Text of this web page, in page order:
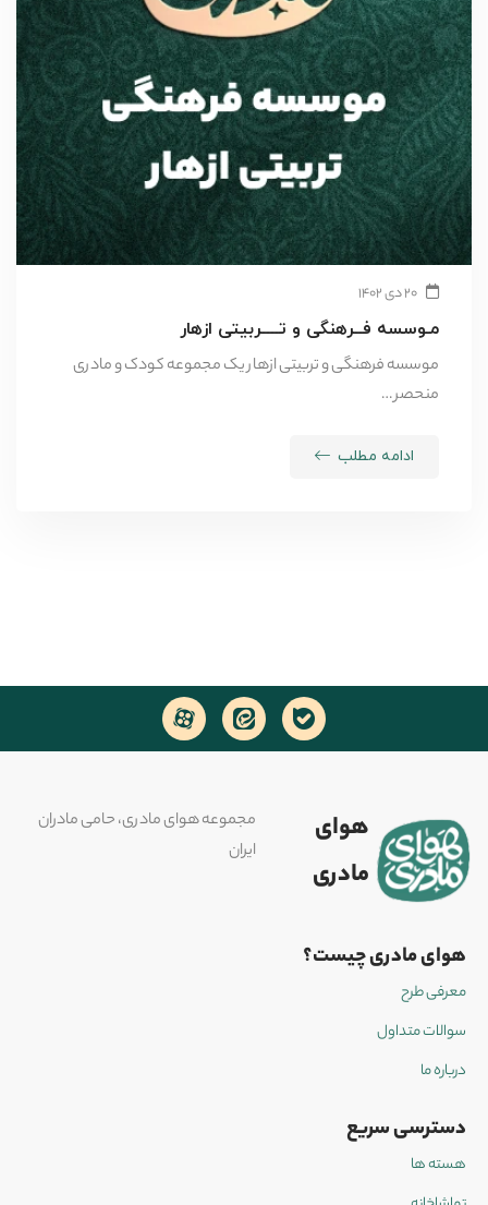
۲۰ دی ۱۴۰۲
مـوسسه فــرهنگی و تــــربیتی ازهار
موسسه فرهنگی و تربیتی ازهار یک مجموعه کودک و مادری
منحصر …
ادامه مطلب
هوای
مادری
مجموعه هوای مادری، حامی مادران
ایران
هوای مادری چیست؟
معرفی طرح
سوالات متداول
درباره ما
دسترسی سریع
هسته ها